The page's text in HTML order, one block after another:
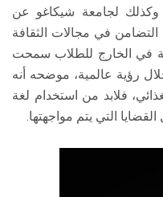
وكذلك لجامعة شيكاغو عن
التضامن في مجالات الثقافة
في الخارج للطلاب سمحت
رؤية عالمية، موضحه أنه
فلابد من استخدام لغة
التي يتم مواجهتها.